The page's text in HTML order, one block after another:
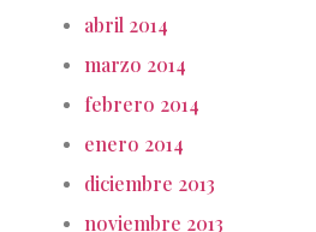
abril 2014
marzo 2014
febrero 2014
enero 2014
diciembre 2013
noviembre 2013